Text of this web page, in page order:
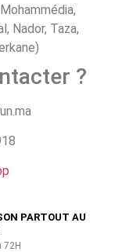
Nador, Taza,
?
PARTOUT AU
72H